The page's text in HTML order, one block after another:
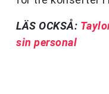
LÄS OCKSÅ:
sin personal